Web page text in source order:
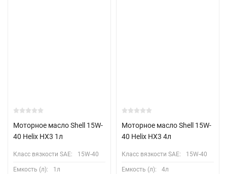
Моторное масло Shell 15W-
40 Helix HX3 1л
Класс вязкости SAE: 15W-40
Емкость (л): 1л
Моторное масло Shell 15W-
40 Helix HX3 4л
Класс вязкости SAE: 15W-40
Емкость (л): 4л